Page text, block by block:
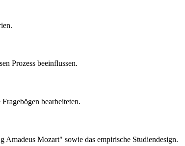
Prozess beeinflussen.
bearbeiteten.
Amadeus Mozart" sowie das empirische Studiendesign.